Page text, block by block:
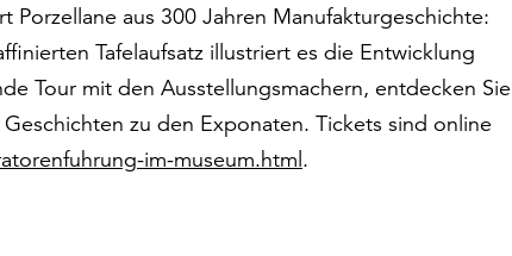
Porzellane aus 300 Jahren Manufakturgeschichte:
Tafelaufsatz illustriert es die Entwicklung
Tour mit den Ausstellungsmachern, entdecken Sie
zu den Exponaten. Tickets sind online
im-museum.html.